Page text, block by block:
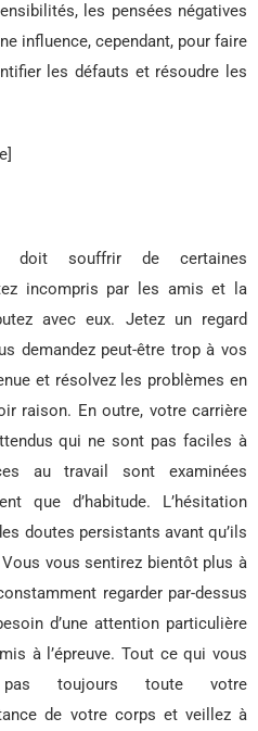
les pensées négatives
influence, cependant, pour faire
les défauts et résoudre les
doit souffrir de certaines
incompris par les amis et la
avec eux. Jetez un regard
demandez peut-être trop à vos
et résolvez les problèmes en
raison. En outre, votre carrière
qui ne sont pas faciles à
au travail sont examinées
que d’habitude. L’hésitation
doutes persistants avant qu’ils
vous sentirez bientôt plus à
regarder par-dessus
d’une attention particulière
à l’épreuve. Tout ce qui vous
toujours toute votre
de votre corps et veillez à